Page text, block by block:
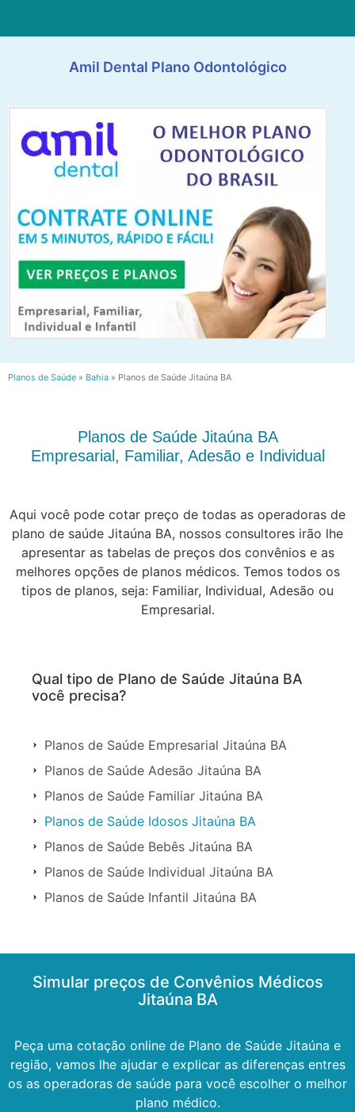
Amil Dental Plano Odontológico
Planos de Saúde » Bahia » Planos de Saúde Jitaúna BA
Planos de Saúde Jitaúna BA
Empresarial, Familiar, Adesão e Individual
Aqui você pode cotar preço de todas as operadoras de
plano de saúde Jitaúna BA, nossos consultores irão lhe
apresentar as tabelas de preços dos convênios e as
melhores opções de planos médicos. Temos todos os
tipos de planos, seja: Familiar, Individual, Adesão ou
Empresarial.
Qual tipo de Plano de Saúde Jitaúna BA
você precisa?
Planos de Saúde Empresarial Jitaúna BA
Planos de Saúde Adesão Jitaúna BA
Planos de Saúde Familiar Jitaúna BA
Planos de Saúde Idosos Jitaúna BA
Planos de Saúde Bebês Jitaúna BA
Planos de Saúde Individual Jitaúna BA
Planos de Saúde Infantil Jitaúna BA
Simular preços de Convênios Médicos
Jitaúna BA
Peça uma cotação online de Plano de Saúde Jitaúna e
região, vamos lhe ajudar e explicar as diferenças entres
os as operadoras de saúde para você escolher o melhor
plano médico.